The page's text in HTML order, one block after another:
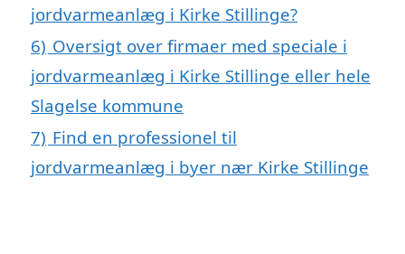
jordvarmeanlæg i Kirke Stillinge?
6) Oversigt over firmaer med speciale i
jordvarmeanlæg i Kirke Stillinge eller hele
Slagelse kommune
7) Find en professionel til
jordvarmeanlæg i byer nær Kirke Stillinge